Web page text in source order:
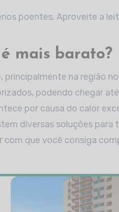
poentes. Aproveite a
mais barato?
principalmente na região
podendo chegar até
por causa do calor
diversas soluções para
que você consiga